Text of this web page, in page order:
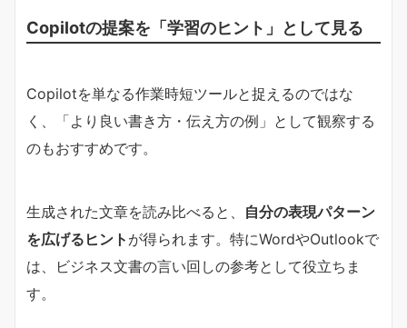
Copilotの提案を「学習のヒント」として見る
Copilotを単なる作業時短ツールと捉えるのではな
く、「より良い書き方・伝え方の例」として観察する
のもおすすめです。
生成された文章を読み比べると、 自分の表現パターン
を広げるヒント が得られます。特にWordやOutlookで
は、ビジネス文書の言い回しの参考として役立ちま
す。